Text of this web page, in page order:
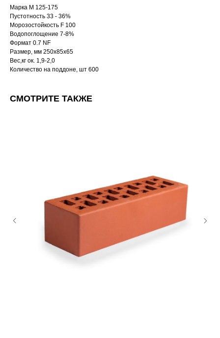
Марка М 125-175
Пустотность 33 - 36%
Морозостойкость F 100
Водопоглощение 7-8%
Формат 0.7 NF
Размер, мм 250х85х65
Вес,кг ок. 1,9-2,0
Количество на поддоне, шт 600
СМОТРИТЕ ТАКЖЕ